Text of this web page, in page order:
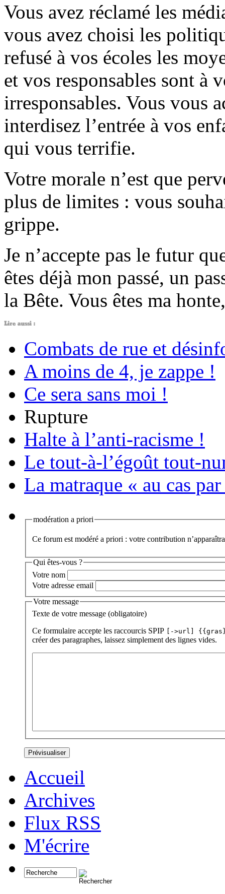
Vous avez réclamé les
vous avez choisi les
refusé à vos écoles les
et vos responsables sont à
irresponsables. Vous vous
interdisez l’entrée à vos
qui vous terrifie.
Votre morale n’est que
plus de limites : vous
grippe.
Je n’accepte pas le futur
êtes déjà mon passé, un
la Bête. Vous êtes ma
Combats de rue et
A moins de 4, je zappe !
Ce sera sans moi !
Rupture
Halte à l’anti-racisme !
Le tout-à-l’égoût tout-
La matraque « au cas par
modération a priori
Ce forum est modéré a priori : votre contribution
Qui êtes-vous ?
Votre nom
Votre adresse email
Votre message
Texte de votre message (obligatoire)
Ce formulaire accepte les raccourcis SPIP [->url]
créer des paragraphes, laissez simplement des lignes vides.
Accueil
Archives
Flux RSS
M'écrire